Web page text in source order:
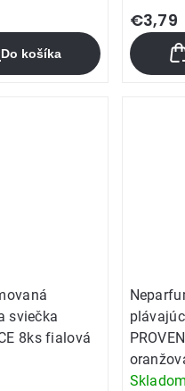
Do košíka
€3,79
sviečka
8ks fialová
Skladom